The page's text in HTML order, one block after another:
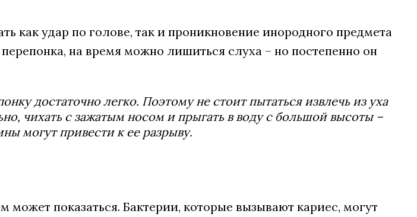
как удар по голове, так и проникновение инородного предмета
на время можно лишиться слуха – но постепенно он
достаточно легко. Поэтому не стоит пытаться извлечь из уха
чихать с зажатым носом и прыгать в воду с большой высоты –
могут привести к ее разрыву.
может показаться. Бактерии, которые вызывают кариес, могут